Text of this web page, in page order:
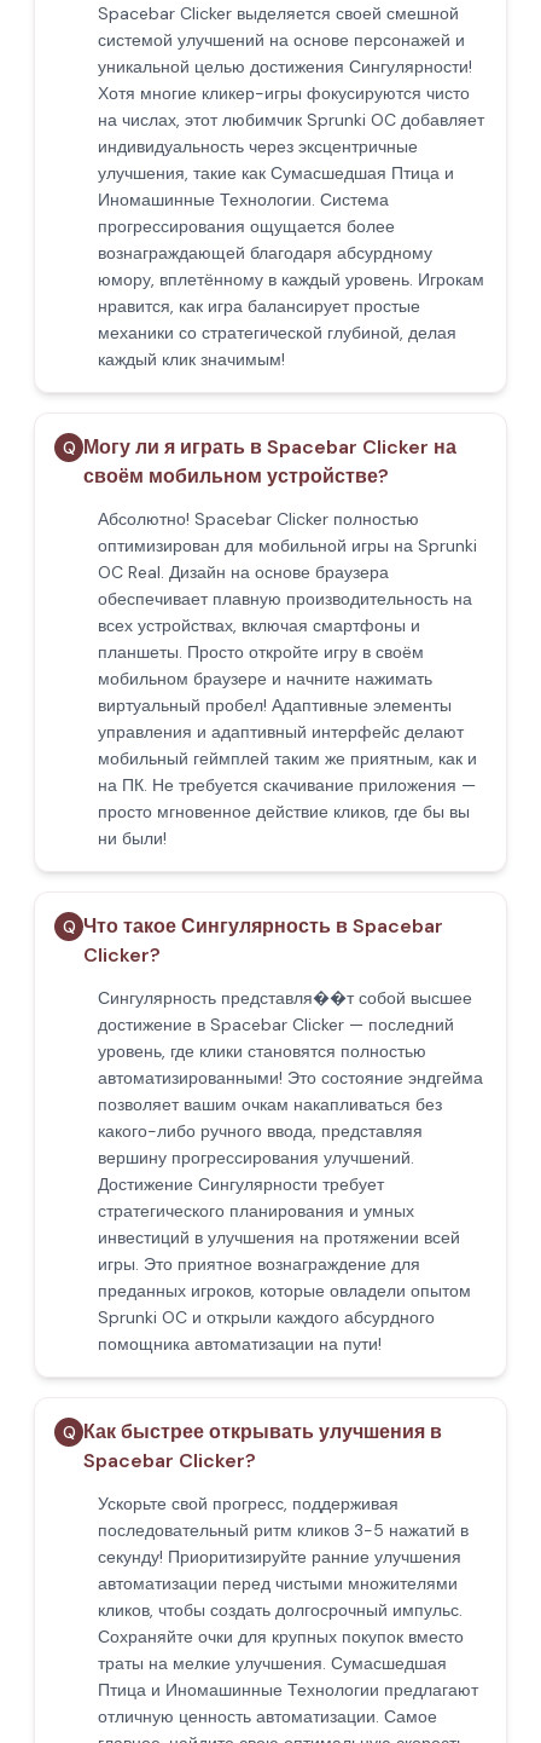
Spacebar Clicker выделяется своей смешной
системой улучшений на основе персонажей и
уникальной целью достижения Сингулярности!
Хотя многие кликер-игры фокусируются чисто
на числах, этот любимчик Sprunki OC добавляет
индивидуальность через эксцентричные
улучшения, такие как Сумасшедшая Птица и
Иномашинные Технологии. Система
прогрессирования ощущается более
вознаграждающей благодаря абсурдному
юмору, вплетённому в каждый уровень. Игрокам
нравится, как игра балансирует простые
механики со стратегической глубиной, делая
каждый клик значимым!
Q Могу ли я играть в Spacebar Clicker на
своём мобильном устройстве?
Абсолютно! Spacebar Clicker полностью
оптимизирован для мобильной игры на Sprunki
OC Real. Дизайн на основе браузера
обеспечивает плавную производительность на
всех устройствах, включая смартфоны и
планшеты. Просто откройте игру в своём
мобильном браузере и начните нажимать
виртуальный пробел! Адаптивные элементы
управления и адаптивный интерфейс делают
мобильный геймплей таким же приятным, как и
на ПК. Не требуется скачивание приложения —
просто мгновенное действие кликов, где бы вы
ни были!
Q Что такое Сингулярность в Spacebar
Clicker?
Сингулярность представля��т собой высшее
достижение в Spacebar Clicker — последний
уровень, где клики становятся полностью
автоматизированными! Это состояние эндгейма
позволяет вашим очкам накапливаться без
какого-либо ручного ввода, представляя
вершину прогрессирования улучшений.
Достижение Сингулярности требует
стратегического планирования и умных
инвестиций в улучшения на протяжении всей
игры. Это приятное вознаграждение для
преданных игроков, которые овладели опытом
Sprunki OC и открыли каждого абсурдного
помощника автоматизации на пути!
Q Как быстрее открывать улучшения в
Spacebar Clicker?
Ускорьте свой прогресс, поддерживая
последовательный ритм кликов 3-5 нажатий в
секунду! Приоритизируйте ранние улучшения
автоматизации перед чистыми множителями
кликов, чтобы создать долгосрочный импульс.
Сохраняйте очки для крупных покупок вместо
траты на мелкие улучшения. Сумасшедшая
Птица и Иномашинные Технологии предлагают
отличную ценность автоматизации. Самое